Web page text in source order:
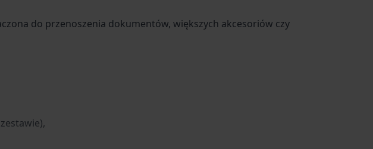
do przenoszenia dokumentów, większych akcesoriów czy